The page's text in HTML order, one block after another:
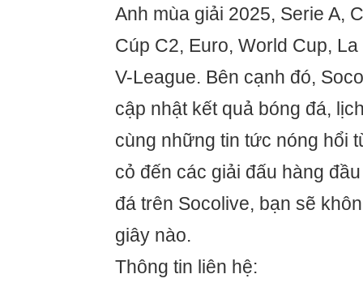
Anh mùa giải 2025, Serie A,
Cúp C2, Euro, World Cup,
V-League. Bên cạnh đó,
cập nhật kết quả bóng đá,
cùng những tin tức nóng hổi
cỏ đến các giải đấu hàng
đá trên Socolive, bạn sẽ
giây nào.
Thông tin liên hệ: